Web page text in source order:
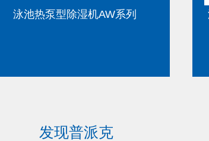
泳池热泵型除湿机SWHP S型系列
发现普派克